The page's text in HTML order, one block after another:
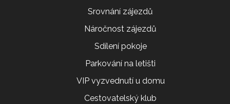
Srovnání zájezdů
Náročnost zájezdů
Sdílení pokoje
Parkování na letišti
VIP vyzvednutí u domu
Cestovatelský klub